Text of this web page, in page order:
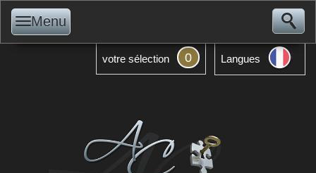
votre sélection 0 Langues
Menu